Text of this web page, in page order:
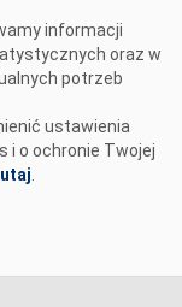
informacji
oraz w
potrzeb
ustawienia
i o ochronie Twojej